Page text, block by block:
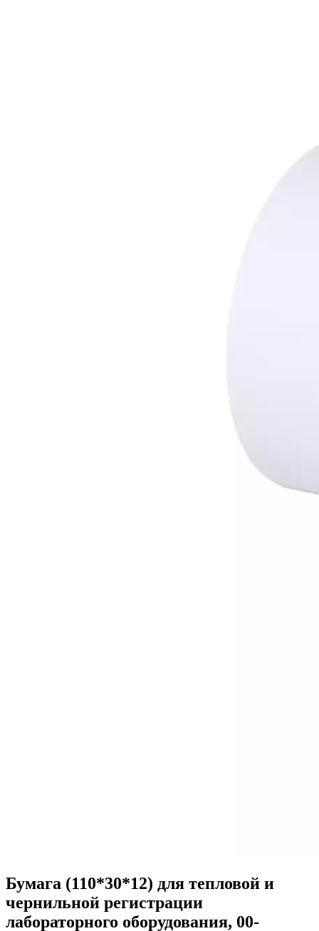
Бумага (110*30*12) для тепловой и
чернильной регистрации
лабораторного оборудования, 00-